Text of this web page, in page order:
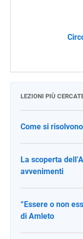
LEZIONI PIÙ
Come si
La scoperta
avvenimenti
“Essere o non
di Amleto